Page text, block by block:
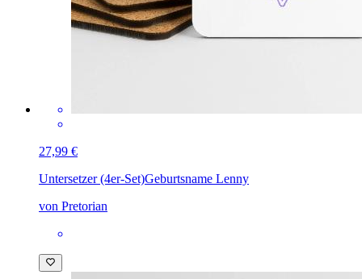
27,99 €
Untersetzer (4er-Set)Geburtsname Lenny
von Pretorian